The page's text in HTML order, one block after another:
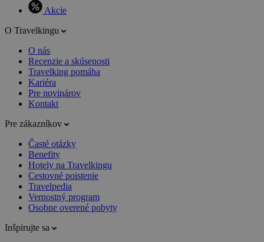
Akcie
O Travelkingu
O nás
Recenzie a skúsenosti
Travelking pomáha
Kariéra
Pre novinárov
Kontakt
Pre zákazníkov
Časté otázky
Benefity
Hotely na Travelkingu
Cestovné poistenie
Travelpedia
Vernostný program
Osobne overené pobyty
Inšpirujte sa